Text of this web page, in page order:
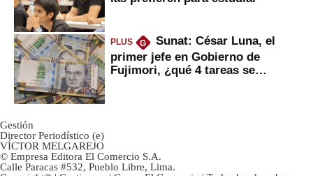
PLUS G
Sunat: César Luna, el
primer jefe en Gobierno de
Fujimori, ¿qué 4 tareas se
Gestión
Director Periodístico (e)
VÍCTOR MELGAREJO
© Empresa Editora El Comercio S.A.
Calle Paracas #532, Pueblo Libre, Lima.